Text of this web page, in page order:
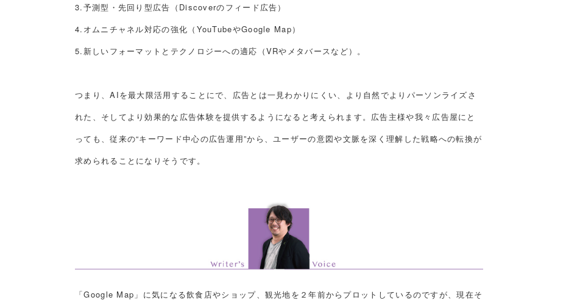
3.予測型・先回り型広告（Discoverのフィード広告）
4.オムニチャネル対応の強化（YouTubeやGoogle Map）
5.新しいフォーマットとテクノロジーへの適応（VRやメタバースなど）。
つまり、AIを最大限活用することにで、広告とは一見わかりにくい、より自然でよりパーソンライズさ
れた、そしてより効果的な広告体験を提供するようになると考えられます。広告主様や我々広告屋にと
っても、従来の“キーワード中心の広告運用”から、ユーザーの意図や文脈を深く理解した戦略への転換が
求められることになりそうです。
「Google Map」に気になる飲食店やショップ、観光地を２年前からプロットしているのですが、現在そ